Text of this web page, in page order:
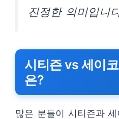
진정한 의미입니
시티즌 vs 세이
은?
많은 분들이 시티즌과